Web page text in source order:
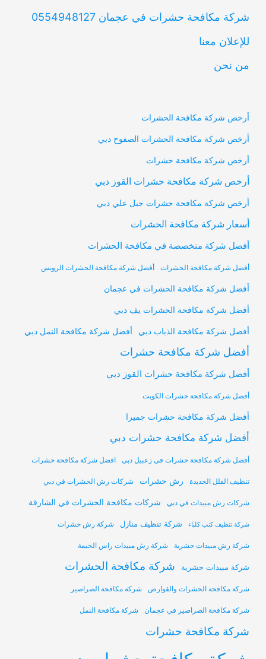
شركة مكافحة حشرات في عجمان 0554948127
للإعلان معنا
من نحن
أرخص شركة مكافحة الحشرات
أرخص شركة مكافحة الحشرات الصفوح دبي
أرخص شركة مكافحة حشرات
أرخص شركة مكافحة حشرات القوز دبي
أرخص شركة مكافحة حشرات جبل علي دبي
أسعار شركة مكافحة الحشرات
أفضل شركة متخصصة في مكافحة الحشرات
أفضل شركة مكافحة الحشرات أفضل شركة مكافحة الحشرات الرويس
أفضل شركة مكافحة الحشرات في عجمان
أفضل شركة مكافحة الحشرات يف دبي
أفضل شركة مكافحة الذباب دبي أفضل شركة مكافحة النمل دبي
أفضل شركة مكافحة حشرات
أفضل شركة مكافحة حشرات القوز دبي
أفضل شركة مكافحة حشرات الكويت
أفضل شركة مكافحة حشرات جميرا
أفضل شركة مكافحة حشرات دبي
أفضل شركة مكافحة حشرات في زعبيل دبي افضل شركة مكافحة حشرات
تنظيف الفلل الجديدة رش حشرات شركات رش الحشرات في دبي
شركات رش مبيدات في دبي شركات مكافحة الحشرات في الشارقة
شركة تنظيف كنب كلباء شركة تنظيف منازل شركة رش حشرات
شركة رش مبيدات حشرية شركة رش مبيدات راس الخيمة
شركة مبيدات حشرية شركة مكافحة الحشرات
شركة مكافحة الحشرات والقوارض شركة مكافحة الصراصير
شركة مكافحة الصراصير في عجمان شركة مكافحة النمل
شركة مكافحة حشرات